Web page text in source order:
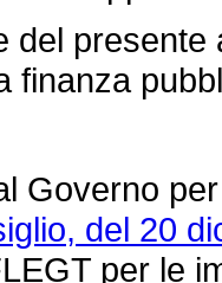
presente
finanza
Governo
del 20
per le